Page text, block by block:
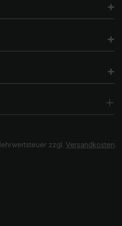
zzgl. Versandkosten.